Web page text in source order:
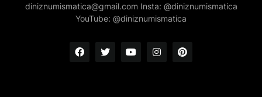
diniznumismatica@gmail.com Insta: @diniznumismatica
YouTube: @diniznumismatica